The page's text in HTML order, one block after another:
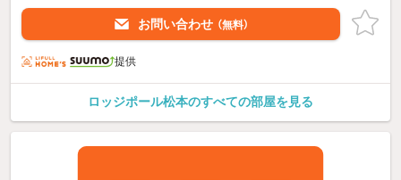
お問い合わせ （無料）
提供
ロッジポール松本のすべての部屋を見る